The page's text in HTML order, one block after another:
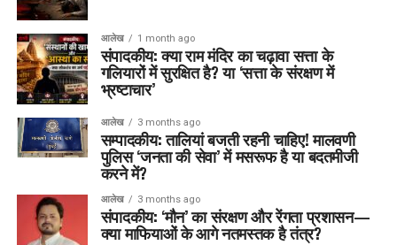
आलेख 1 month ago
संपादकीय: क्या राम मंदिर का चढ़ावा सत्ता के
गलियारों में सुरक्षित है? या ‘सत्ता के संरक्षण में
भ्रष्टाचार’
आलेख 3 months ago
सम्पादकीय: तालियां बजती रहनी चाहिए! मालवणी
पुलिस ‘जनता की सेवा’ में मसरूफ है या बदतमीजी
करने में?
आलेख 3 months ago
संपादकीय: ‘मौन’ का संरक्षण और रेंगता प्रशासन—
क्या माफियाओं के आगे नतमस्तक है तंत्र?